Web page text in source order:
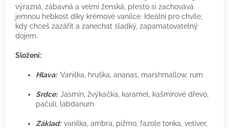
výrazná, zábavná a velmi ženská, přesto si zachovává
jemnou hebkost díky krémové vanilce. Ideální pro chvíle,
kdy chceš zazářit a zanechat sladký, zapamatovatelný
dojem.
Složení:
Hlava: Vanilka, hruška, ananas, marshmallow, rum
Srdce: Jasmín, žvýkačka, karamel, kašmírové dřevo,
pačuli, labdanum
Základ: vanilka, ambra, pižmo, fazole tonka, vetiver,